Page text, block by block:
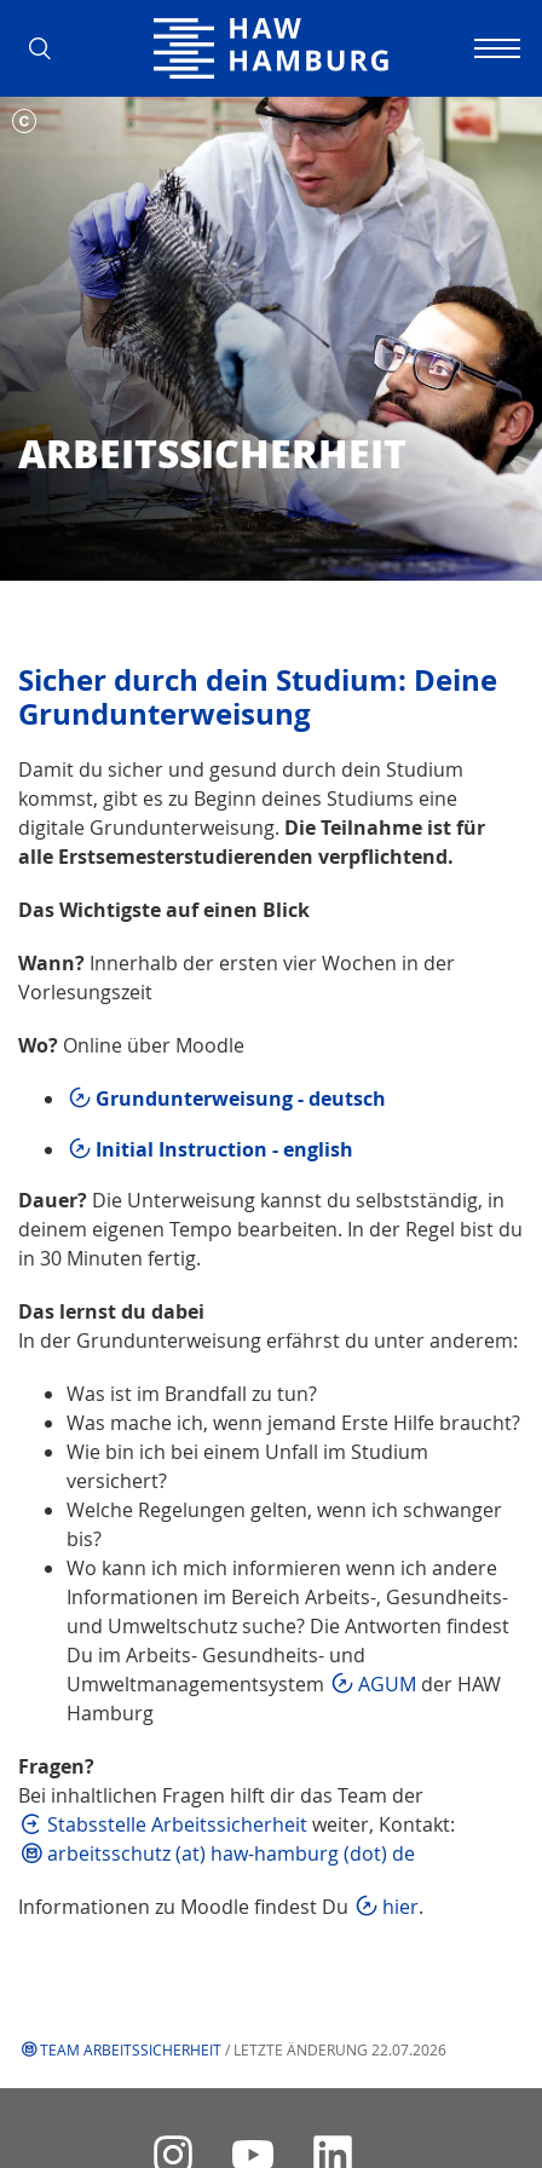
Hochschule für Angewandte
ARBEITSSICHERHEIT
Sicher durch dein Studium: Deine
Grundunterweisung
Damit du sicher und gesund durch dein Studium
kommst, gibt es zu Beginn deines Studiums eine
digitale Grundunterweisung. Die Teilnahme ist für
alle Erstsemesterstudierenden verpflichtend.
Das Wichtigste auf einen Blick
Wann? Innerhalb der ersten vier Wochen in der
Vorlesungszeit
Wo? Online über Moodle
Grundunterweisung - deutsch
Initial Instruction - english
Dauer? Die Unterweisung kannst du selbstständig, in
deinem eigenen Tempo bearbeiten. In der Regel bist du
in 30 Minuten fertig.
Das lernst du dabei
In der Grundunterweisung erfährst du unter anderem:
Was ist im Brandfall zu tun?
Was mache ich, wenn jemand Erste Hilfe braucht?
Wie bin ich bei einem Unfall im Studium
versichert?
Welche Regelungen gelten, wenn ich schwanger
bis?
Wo kann ich mich informieren wenn ich andere
Informationen im Bereich Arbeits-, Gesundheits-
und Umweltschutz suche? Die Antworten findest
Du im Arbeits- Gesundheits- und
Umweltmanagementsystem
AGUM der HAW
Hamburg
Fragen?
Bei inhaltlichen Fragen hilft dir das Team der
Stabsstelle Arbeitssicherheitweiter, Kontakt:
arbeitsschutz (at) haw-hamburg (dot) de
Informationen zu Moodle findest Du
hier.
TEAM ARBEITSSICHERHEIT/ LETZTE ÄNDERUNG 22.07.2026